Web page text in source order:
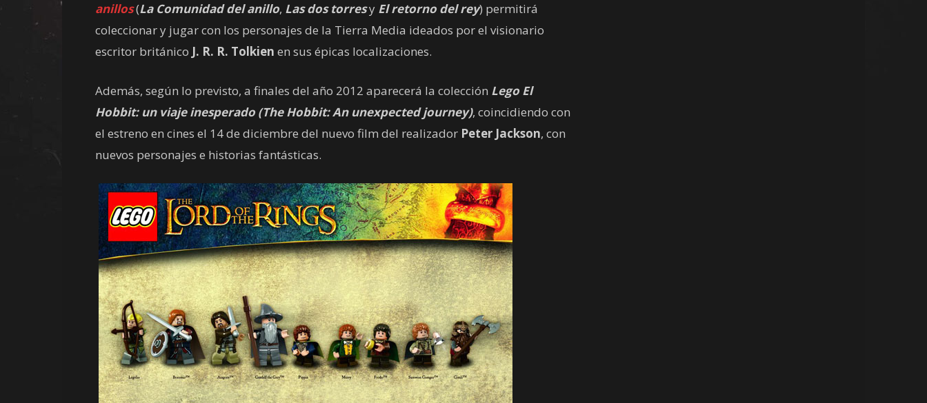
anillos(La Comunidad del anillo, Las dos torresy El retorno del rey) permitirá
coleccionar y jugar con los personajes de la Tierra Media ideados por el visionario
escritor británico J. R. R. Tolkien en sus épicas localizaciones.
Además, según lo previsto, a finales del año 2012 aparecerá la colección Lego El
Hobbit: un viaje inesperado (The Hobbit: An unexpected journey), coincidiendo con
el estreno en cines el 14 de diciembre del nuevo film del realizador Peter Jackson, con
nuevos personajes e historias fantásticas.